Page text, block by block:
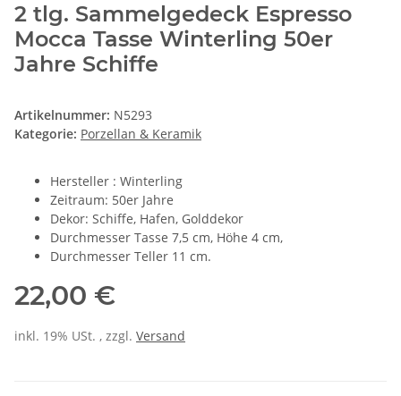
2 tlg. Sammelgedeck Espresso
Mocca Tasse Winterling 50er
Jahre Schiffe
Artikelnummer: N5293
Kategorie: Porzellan & Keramik
Hersteller : Winterling
Zeitraum: 50er Jahre
Dekor: Schiffe, Hafen, Golddekor
Durchmesser Tasse 7,5 cm, Höhe 4 cm,
Durchmesser Teller 11 cm.
22,00 €
inkl. 19% USt. , zzgl. Versand